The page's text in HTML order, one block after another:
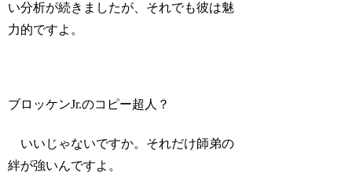
い分析が続きましたが、それでも彼は魅
力的ですよ。
ブロッケンJr.のコピー超人？
いいじゃないですか。それだけ師弟の
絆が強いんですよ。